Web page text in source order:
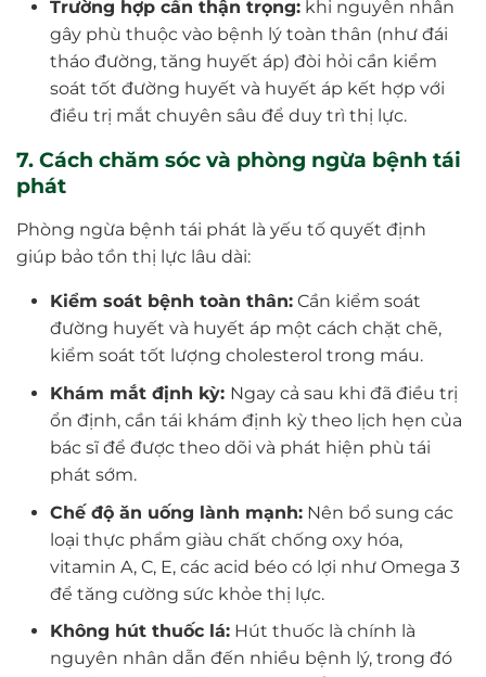
Trường hợp cần thận trọng:khi nguyên nhân
gây phù thuộc vào bệnh lý toàn thân (như đái
tháo đường, tăng huyết áp) đòi hỏi cần kiểm
soát tốt đường huyết và huyết áp kết hợp với
điều trị mắt chuyên sâu để duy trì thị lực.
7. Cách chăm sóc và phòng ngừa bệnh tái
phát
Phòng ngừa bệnh tái phát là yếu tố quyết định
giúp bảo tồn thị lực lâu dài:
Kiểm soát bệnh toàn thân:Cần kiểm soát
đường huyết và huyết áp một cách chặt chẽ,
kiểm soát tốt lượng cholesterol trong máu.
Khám mắt định kỳ: Ngay cả sau khi đã điều trị
ổn định, cần tái khám định kỳ theo lịch hẹn của
bác sĩ để được theo dõi và phát hiện phù tái
phát sớm.
Chế độ ăn uống lành mạnh:Nên bổ sung các
loại thực phẩm giàu chất chống oxy hóa,
vitamin A, C, E, các acid béo có lợi như Omega 3
để tăng cường sức khỏe thị lực.
Không hút thuốc lá:Hút thuốc là chính là
nguyên nhân dẫn đến nhiều bệnh lý, trong đó